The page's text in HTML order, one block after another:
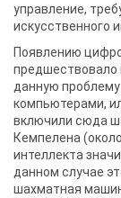
управление,
искусственного
Появлению
предшествовало
данную
компьютерами,
включили сюда
Кемпелена
интеллекта
данном случае
шахматная